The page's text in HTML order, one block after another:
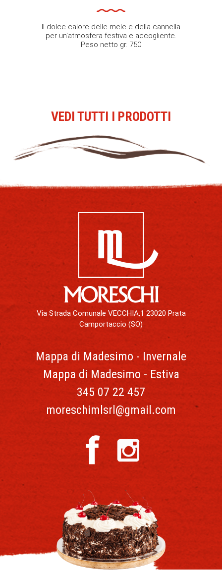
Il dolce calore delle mele e della cannella
per un'atmosfera festiva e accogliente.
Peso netto gr. 750
VEDI TUTTI I PRODOTTI
Via Strada Comunale VECCHIA,1 23020 Prata
Camportaccio (SO)
Mappa di Madesimo - Invernale
Mappa di Madesimo - Estiva
345 07 22 457
moreschimlsrl@gmail.com